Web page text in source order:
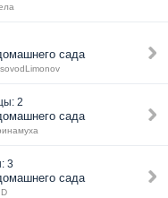
сада
2
сада
3
сада